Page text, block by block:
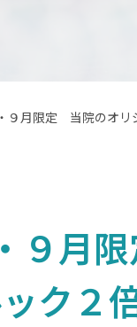
９月限定 当院のオリ
９月
ク２